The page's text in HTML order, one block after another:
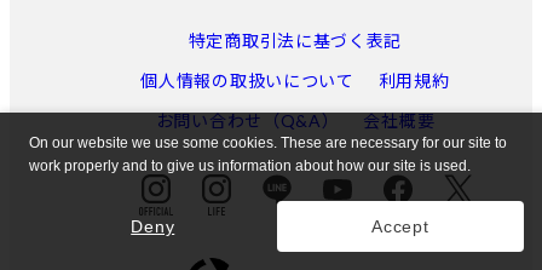
特定商取引法に基づく表記
個人情報の取扱いについて
利用規約
お問い合わせ（Q&A）
会社概要
On our website we use some cookies. These are necessary for our site to
work properly and to give us information about how our site is used.
Deny Accept